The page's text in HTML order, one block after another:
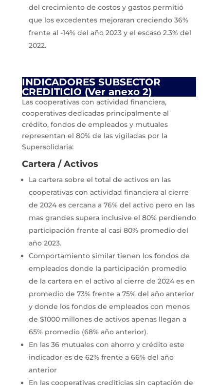
del crecimiento de costos y gastos permitió
que los excedentes mejoraran creciendo 36%
frente al -14% del año 2023 y el escaso 2.3% del
2022.
INDICADORES SUBSECTOR
CREDITICIO (Ver anexo 2)
Las cooperativas con actividad financiera,
cooperativas dedicadas principalmente al
crédito, fondos de empleados y mutuales
representan el 80% de las vigiladas por la
Supersolidaria:
Cartera / Activos
La cartera sobre el total de activos en las
cooperativas con actividad financiera al cierre
de 2024 es cercana a 76% del activo pero en las
mas grandes supera inclusive el 80% perdiendo
participación frente al casi 80% promedio del
año 2023.
Comportamiento similar tienen los fondos de
empleados donde la participación promedio
de la cartera en el activo al cierre de 2024 es en
promedio de 73% frente a 75% del año anterior
y donde los fondos de empleados con menos
de $1000 millones de activos apenas llegan a
65% promedio (68% año anterior).
En las 36 mutuales con ahorro y crédito este
indicador es de 62% frente a 66% del año
anterior
En las cooperativas crediticias sin captación de